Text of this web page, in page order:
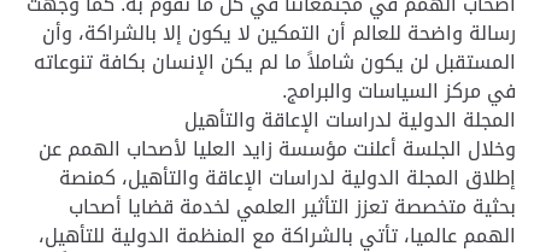
رسالة واضحة للعالم أن التمكين لا يكون إلا بالشراكة، وأن
المستقبل لن يكون شاملاً ما لم يكن الإنسان بكافة تنوعاته
في مركز السياسات والبرامج.
المجلة الدولية لدراسات الإعاقة والتأهيل
وخلال الجلسة أعلنت مؤسسة زايد العليا لأصحاب الهمم عن
إطلاق المجلة الدولية لدراسات الإعاقة والتأهيل، كمنصة
بحثية متخصصة تعزز التأثير العلمي لخدمة قضايا أصحاب
الهمم عالميا، تأتي بالشراكة مع المنظمة الدولية للتأهيل،